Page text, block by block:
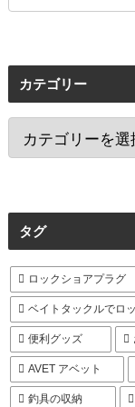
カテゴリー
タグ
ロックショアプラグ
ベイトタックルでロ
便利グッズ
AVET アベット
釣具の収納